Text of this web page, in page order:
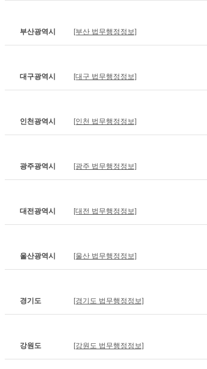
부산광역시 [부산 법무행정정보]
대구광역시 [대구 법무행정정보]
인천광역시 [인천 법무행정정보]
광주광역시 [광주 법무행정정보]
대전광역시 [대전 법무행정정보]
울산광역시 [울산 법무행정정보]
경기도 [경기도 법무행정정보]
강원도 [강원도 법무행정정보]